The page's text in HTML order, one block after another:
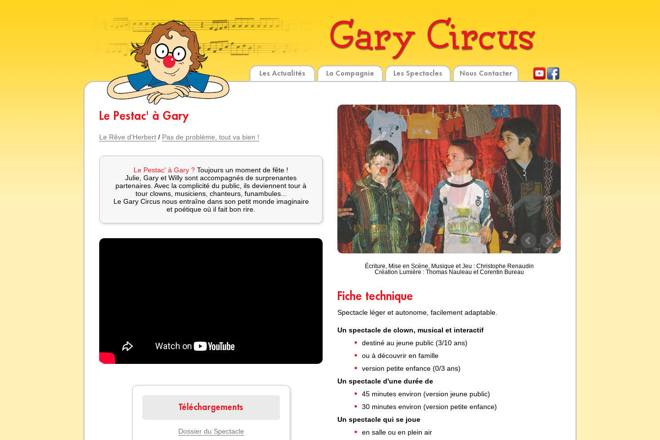
Nous Contacter
Les Spectacles
La Compagnie
Les Actualités
Le Pestac' à Gary
Le Rêve d'Herbert / Pas de problème, tout va bien !
Le Pestac' à Gary ? Toujours un moment de fête !
Julie, Gary et Willy sont accompagnés de surprenantes
partenaires. Avec la complicité du public, ils deviennent tour à
tour clowns, musiciens, chanteurs, funambules...
Le Gary Circus nous entraîne dans son petit monde imaginaire
et poétique où il fait bon rire.
Téléchargements
Dossier du Spectacle
Écriture, Mise en Scène, Musique et Jeu : Christophe Renaudin
Création Lumière : Thomas Nauleau et Corentin Bureau
Fiche technique
Spectacle léger et autonome, facilement adaptable.
Un spectacle de clown, musical et interactif
destiné au jeune public (3/10 ans)
ou à découvrir en famille
version petite enfance (0/3 ans)
Un spectacle d'une durée de
45 minutes environ (version jeune public)
30 minutes environ (version petite enfance)
Un spectacle qui se joue
en salle ou en plein air